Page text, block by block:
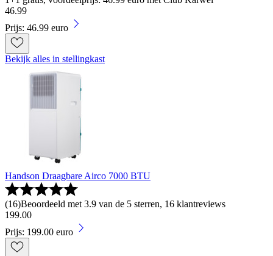
46.99
Prijs: 46.99 euro
Bekijk alles in stellingkast
Handson Draagbare Airco 7000 BTU
(16)Beoordeeld met 3.9 van de 5 sterren, 16 klantreviews
199.00
Prijs: 199.00 euro